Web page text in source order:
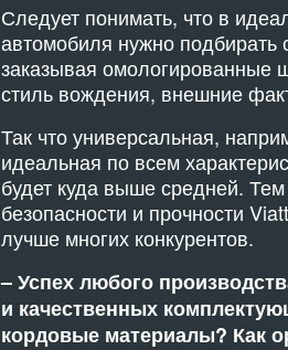
Следует понимать, что в
автомобиля нужно
заказывая омологированные
стиль вождения, внешние
Так что универсальная,
идеальная по всем
будет куда выше средней.
безопасности и прочности
лучше многих конкурентов.
– Успех любого
и качественных
кордовые материалы? Как